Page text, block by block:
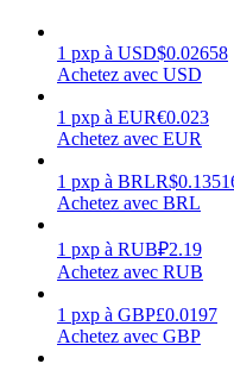
Gagner
Cochon de puissance
Gagnez
1 pxp à USD$0.02658
Achetez avec USD
1 pxp à EUR€0.023
Achetez avec EUR
1 pxp à BRLR$
Achetez avec BRL
1 pxp à RUB₽2.19
Achetez avec RUB
1 pxp à GBP£0.0197
Achetez avec GBP